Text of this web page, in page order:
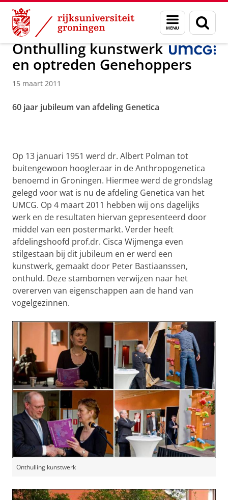
Skip
Content
Skip
Navigation
Menu
en
zoeken
Onderzoek Department of Genetics
Onthulling kunstwerk
en optreden Genehoppers
15 maart 2011
60 jaar jubileum van afdeling Genetica
Op 13 januari 1951 werd dr. Albert Polman tot
buitengewoon hoogleraar in de Anthropogenetica
benoemd in Groningen. Hiermee werd de grondslag
gelegd voor wat is nu de afdeling Genetica van het
UMCG. Op 4 maart 2011 hebben wij ons dagelijks
werk en de resultaten hiervan gepresenteerd door
middel van een postermarkt. Verder heeft
afdelingshoofd prof.dr. Cisca Wijmenga even
stilgestaan bij dit jubileum en er werd een
kunstwerk, gemaakt door Peter Bastiaanssen,
onthuld. Deze stambomen verwijzen naar het
overerven van eigenschappen aan de hand van
vogelgezinnen.
Onthulling kunstwerk